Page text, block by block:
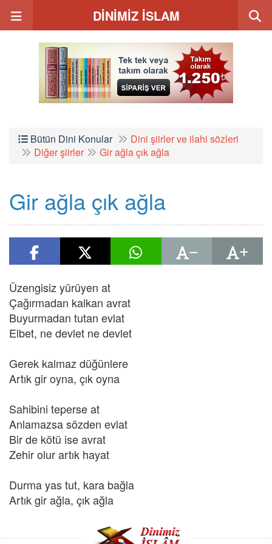
DİNİMİZ İSLAM
Bütün Dini Konular
Dini şiirler ve ilahi sözleri
Diğer şiirler
Gir ağla çık ağla
Gir ağla çık ağla
Üzengisiz yürüyen at
Çağırmadan kalkan avrat
Buyurmadan tutan evlat
Elbet, ne devlet ne devlet
Gerek kalmaz düğünlere
Artık gir oyna, çık oyna
Sahibini teperse at
Anlamazsa sözden evlat
Bir de kötü ise avrat
Zehir olur artık hayat
Durma yas tut, kara bağla
Artık gir ağla, çık ağla